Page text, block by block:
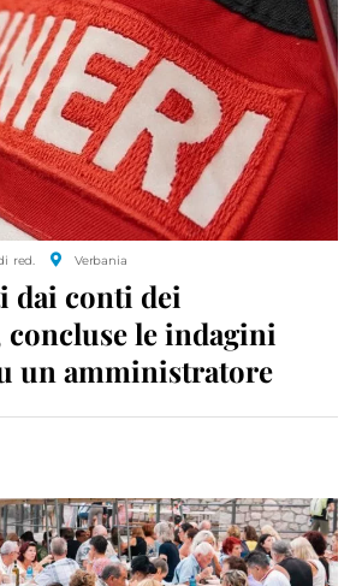
red. Verbania
dai conti dei
le indagini
un amministratore